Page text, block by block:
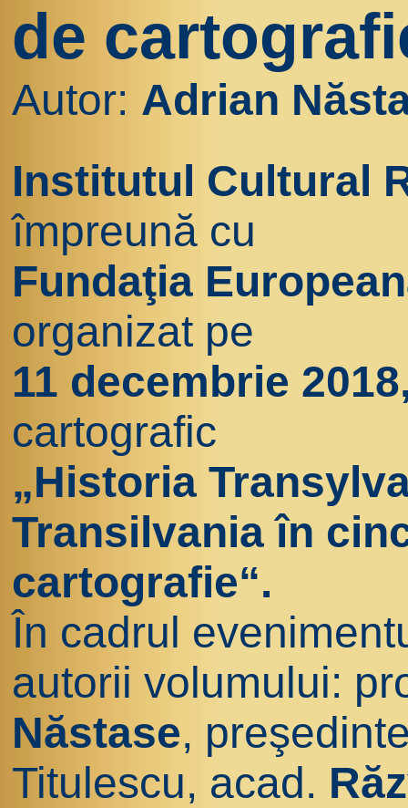
de
Autor: Adrian
Institutul Cultural
împreună cu
Fundaţia
organizat pe
11 decembrie
cartografic
„Historia
Transilvania în
cartografie“.
În cadrul
autorii volumului:
Năstase,
Titulescu, acad.